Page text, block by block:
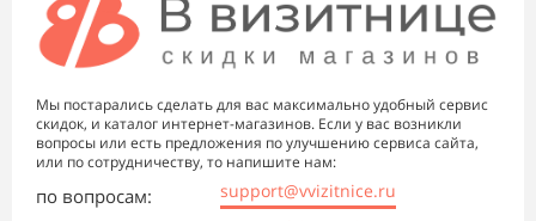
Мы постарались сделать для вас максимально удобный сервис
скидок, и каталог интернет-магазинов. Если у вас возникли
вопросы или есть предложения по улучшению сервиса сайта,
или по сотрудничеству, то напишите нам:
по вопросам: support@vvizitnice.ru